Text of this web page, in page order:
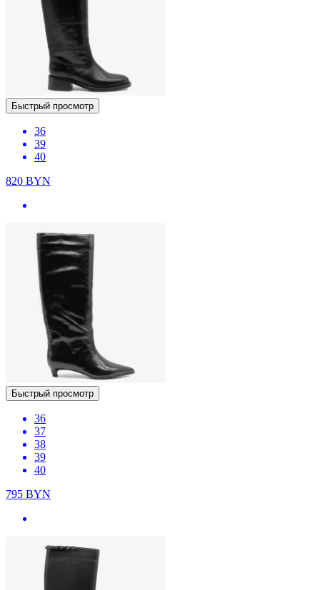
Быстрый просмотр
36
39
40
820 BYN
Быстрый просмотр
36
37
38
39
40
795 BYN